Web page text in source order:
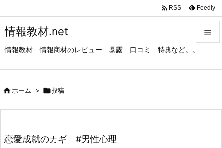
情報教材.net
情報教材 情報商材のレビュー 暴露 口コミ 特典など。。

 RSS Feedly
ホーム > 投稿
恋愛成就のカギ #男性心理